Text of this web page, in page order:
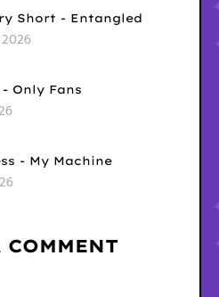
Short - Entangled
Only Fans
- My Machine
COMMENT